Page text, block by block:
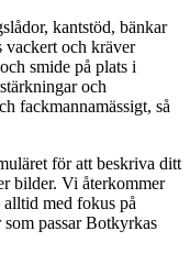
kantstöd, bänkar
vackert och kräver
smide på plats i
och
fackmannamässigt, så
för att beskriva ditt
bilder. Vi återkommer
med fokus på
passar Botkyrkas